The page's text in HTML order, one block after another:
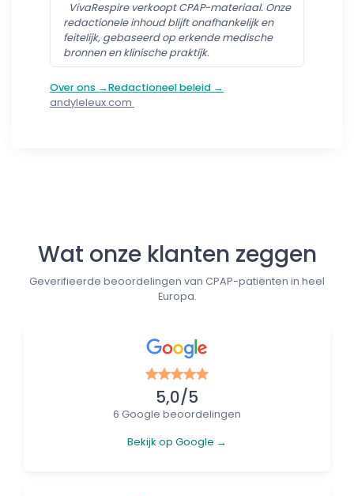
VivaRespire verkoopt CPAP-materiaal. Onze
redactionele inhoud blijft onafhankelijk en
feitelijk, gebaseerd op erkende medische
bronnen en klinische praktijk.
Over ons →Redactioneel beleid →
andyleleux.com
Wat onze klanten zeggen
Geverifieerde beoordelingen van CPAP-patiënten in heel
Europa.
5,0/5
6 Google beoordelingen
Bekijk op Google →